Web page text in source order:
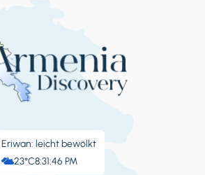
Eriwan: leicht bewölkt
23°C8:31:47 PM